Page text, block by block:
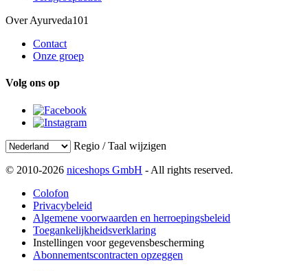
Over Ayurveda101
Contact
Onze groep
Volg ons op
Regio / Taal wijzigen
© 2010-2026 niceshops GmbH - All rights reserved.
Colofon
Privacybeleid
Algemene voorwaarden en herroepingsbeleid
Toegankelijkheidsverklaring
Instellingen voor gegevensbescherming
Abonnementscontracten opzeggen